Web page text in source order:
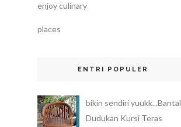
enjoy culinary
places
ENTRI POPULER
bikin sendiri yuukk...Bantal
Dudukan Kursi Teras